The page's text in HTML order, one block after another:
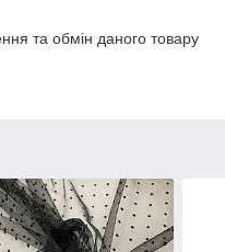
та обмін даного товару